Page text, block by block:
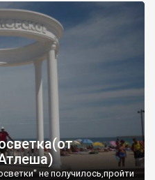
не получилось,пройти